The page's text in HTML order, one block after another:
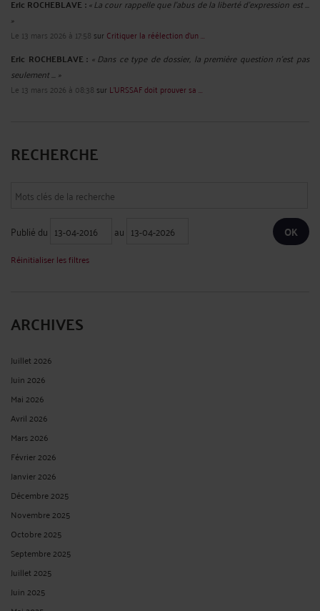
Eric ROCHEBLAVE : « La cour rappelle que l'abus de la liberté d'expression est ...
»
Le 13 mars 2026 à 17:58 sur Critiquer la réélection d’un ...
Eric ROCHEBLAVE : « Dans ce type de dossier, la première question n’est pas
seulement ... »
Le 13 mars 2026 à 08:38 sur L’URSSAF doit prouver sa ...
RECHERCHE
Publié du au
Réinitialiser les filtres
ARCHIVES
Juillet 2026
Juin 2026
Mai 2026
Avril 2026
Mars 2026
Février 2026
Janvier 2026
Décembre 2025
Novembre 2025
Octobre 2025
Septembre 2025
Juillet 2025
Juin 2025